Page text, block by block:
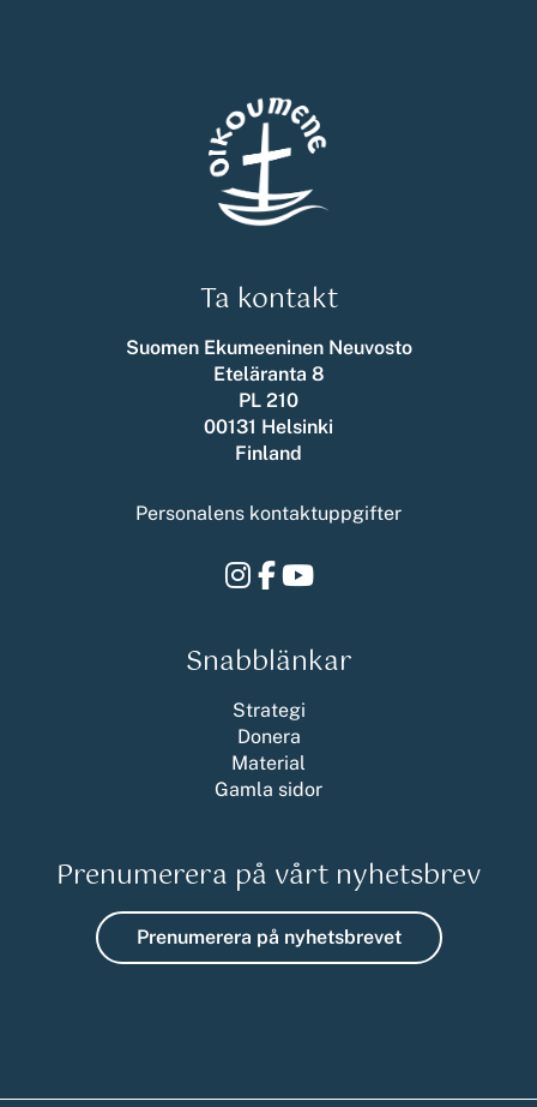
Ta kontakt
Suomen Ekumeeninen Neuvosto
Eteläranta 8
PL 210
00131 Helsinki
Finland
Personalens kontaktuppgifter
Instagram
Facebook
Youtube
Snabblänkar
Strategi
Donera
Material
Gamla sidor
Prenumerera på vårt nyhetsbrev
Prenumerera på nyhetsbrevet